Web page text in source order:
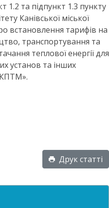
1.2 та підпункт 1.3 пункту
Канівської міської
встановлення тарифів на
транспортування та
теплової енергії для
установ та інших
Друк статті